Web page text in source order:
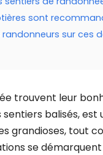
sont
sur ces
trouvent leur
balisés, est
grandioses, tout
se